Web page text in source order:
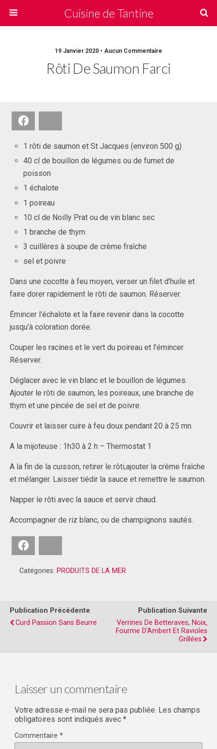
Cuisine de Tantine
19 Janvier 2020 • Aucun Commentaire
Rôti De Saumon Farci
1 rôti de saumon et St Jacques (environ 500 g)
40 cl de bouillon de légumes ou de fumet de
poisson
1 échalote
1 poireau
10 cl de Noilly Prat ou de vin blanc sec
1 branche de thym
3 cuillères à soupe de crème fraîche
sel et poivre
Dans une cocotte à feu moyen, verser un filet d’huile et
faire dorer rapidement le rôti de saumon. Réserver.
Émincer l’échalote et la faire revenir dans la cocotte
jusqu’à coloration dorée.
Couper les racines et le vert du poireau et l’émincer.
Réserver.
Déglacer avec le vin blanc et le bouillon de légumes.
Ajouter le rôti de saumon, les poireaux, une branche de
thym et une pincée de sel et de poivre.
Couvrir et laisser cuire à feu doux pendant 20 à 25 mn.
A la mijoteuse : 1h30 à 2 h – Thermostat 1
A la fin de la cuisson, retirer le rôti,ajouter la crème fraîche
et mélanger. Laisser tiédir la sauce et remettre le saumon.
Napper le rôti avec la sauce et servir chaud.
Accompagner de riz blanc, ou de champignons sautés.
Catégories: PRODUITS DE LA MER
Publication Précédente
Curd Passion Sans Beurre
Publication Suivante
Verrines De Betteraves, Noix,
Fourme D'Ambert Et Ravioles
Grillées
Laisser un commentaire
Votre adresse e-mail ne sera pas publiée. Les champs
obligatoires sont indiqués avec *
Commentaire *